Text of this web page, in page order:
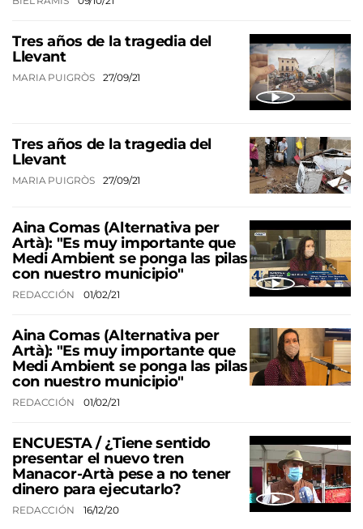
Tres años de la tragedia del
Llevant
MARIA PUIGRÒS 27/09/21
Tres años de la tragedia del
Llevant
MARIA PUIGRÒS 27/09/21
Aina Comas (Alternativa per
Artà): "Es muy importante que
Medi Ambient se ponga las pilas
con nuestro municipio"
REDACCIÓN 01/02/21
Aina Comas (Alternativa per
Artà): "Es muy importante que
Medi Ambient se ponga las pilas
con nuestro municipio"
REDACCIÓN 01/02/21
ENCUESTA / ¿Tiene sentido
presentar el nuevo tren
Manacor-Artà pese a no tener
dinero para ejecutarlo?
REDACCIÓN 16/12/20